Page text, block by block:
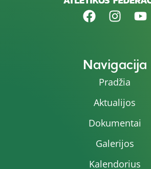
Navigacija
Pradžia
Aktualijos
Dokumentai
Galerijos
Kalendorius